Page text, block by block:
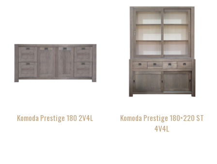
Komoda Prestige 180 2V4L
Komoda Prestige 180×220 ST
4V4L